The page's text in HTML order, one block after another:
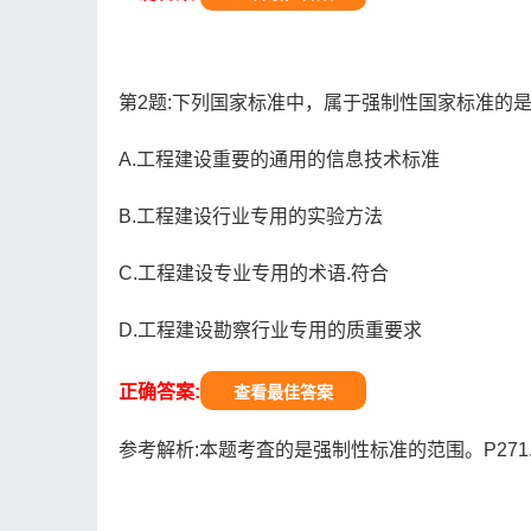
第2题:下列国家标准中，属于强制性国家标准的
A.工程建设重要的通用的信息技术标准
B.工程建设行业专用的实验方法
C.工程建设专业专用的术语.符合
D.工程建设勘察行业专用的质重要求
正确答案: 查看最佳答案
参考解析:本题考査的是强制性标准的范围。